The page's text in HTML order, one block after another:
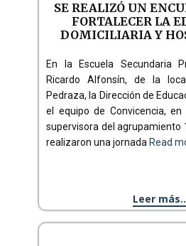
SE REALIZÓ UN
FORTALECER LA
DOMICILIARIA Y
En la Escuela Secundaria
Ricardo Alfonsín, de la
Pedraza, la Dirección de
el equipo de Convicencia,
supervisora del agrupamiento
realizaron una jornada Read
Leer más..